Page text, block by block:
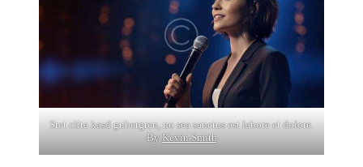
Stet clita kasd gubergren, no sea sanctus est labore et dolore.
ByKevin Smith